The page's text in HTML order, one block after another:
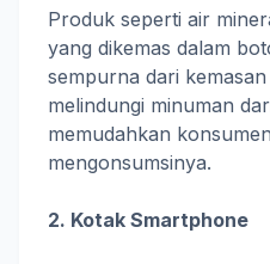
Produk seperti air
yang dikemas dalam
sempurna dari
melindungi minuman
memudahkan
mengonsumsinya.
2. Kotak Smartphone